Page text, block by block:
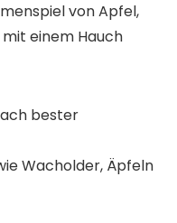
von Apfel,
einem Hauch
bester
Wacholder, Äpfeln